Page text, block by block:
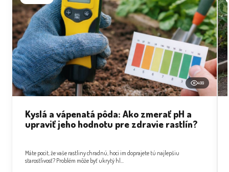
499
Kyslá a vápenatá pôda: Ako zmerať pH a
upraviť jeho hodnotu pre zdravie rastlín?
Máte pocit, že vaše rastliny chradnú, hoci im doprajete tú najlepšiu
starostlivosť? Problém môže byť ukrytý hl...